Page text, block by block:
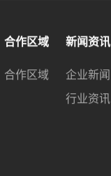
合作区域
合作区域
新闻资讯
企业新闻
行业资讯